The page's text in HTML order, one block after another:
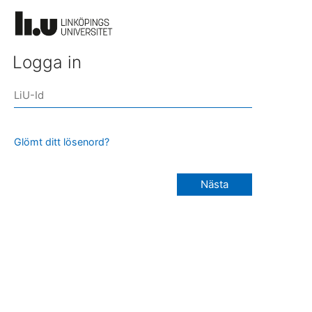
Logga in
Glömt ditt lösenord?
Nästa